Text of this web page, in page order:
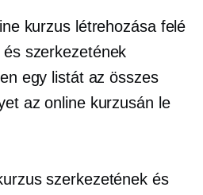
kurzus létrehozása felé
szerkezetének
egy listát az összes
az online kurzusán le
szerkezetének és